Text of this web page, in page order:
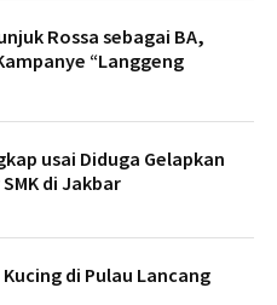
Rossa sebagai BA,
“Langgeng
usai Diduga Gelapkan
di Jakbar
di Pulau Lancang